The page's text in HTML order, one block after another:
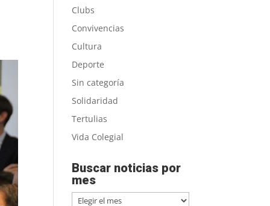
Clubs
Convivencias
Cultura
Deporte
Sin categoría
Solidaridad
Tertulias
Vida Colegial
Buscar noticias por
mes
Buscar